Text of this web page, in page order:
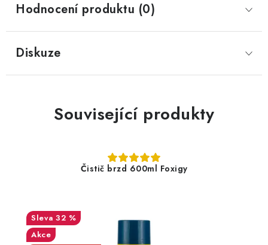
Hodnocení produktu (0)
Diskuze
Související produkty
Čistič brzd 600ml Foxigy
32 %
Akce